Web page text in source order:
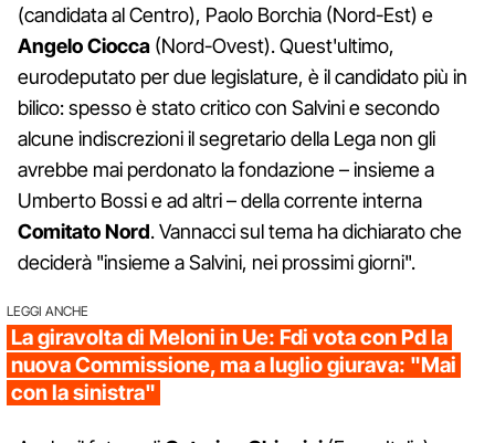
(candidata al Centro), Paolo Borchia (Nord-Est) e
Angelo Ciocca (Nord-Ovest). Quest'ultimo,
eurodeputato per due legislature, è il candidato più in
bilico: spesso è stato critico con Salvini e secondo
alcune indiscrezioni il segretario della Lega non gli
avrebbe mai perdonato la fondazione – insieme a
Umberto Bossi e ad altri – della corrente interna
Comitato Nord. Vannacci sul tema ha dichiarato che
deciderà "insieme a Salvini, nei prossimi giorni".
LEGGI ANCHE
La giravolta di Meloni in Ue: Fdi vota con Pd la
nuova Commissione, ma a luglio giurava: "Mai
con la sinistra"